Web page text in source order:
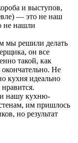
и выступов,
— это не наш
не нашли
мы решили делать
он все
такой, как
окончательно. Не
кухня идеально
нашу кухню-
им пришлось
но результат